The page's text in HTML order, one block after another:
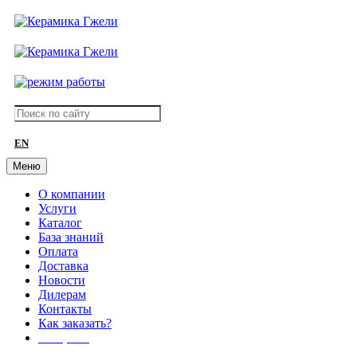
EN
Меню
О компании
Услуги
Каталог
База знаний
Оплата
Доставка
Новости
Дилерам
Контакты
Как заказать?